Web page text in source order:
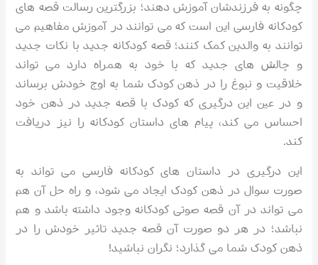
چگونه به فرزندشان آموزش دهند؛ بزرگترین رسالت قصه های
کودکانه فارسی این است که می توانند در آموزش مفاهیم می
توانند به والدین کمک کنند؛ قصه کودکانه جدید با نکات جدید
و چالش های جدید که با خود به همراه دارد می تواند
خلاقیت و نبوغ را در ذهن کودک شما به اوج خودش برساند
و در عین این درگیری که کودک با قصه جدید در ذهن خود
احساس می کند، پیام های داستان کودکانه را نیز دریافت
کند.
این درگیری در داستان های کودکانه فارسی می تواند به
صورت سوال در ذهن کودک ایجاد می شود، و راه حل آن هم
می تواند در آن قصه صوتی کودکانه وجود داشته باشد و هم
نباشد؛ در هر دو صورت آن قصه جدید تاثیر خودش را در
ذهن کودک شما می گذارد؛ نگران نباشید!